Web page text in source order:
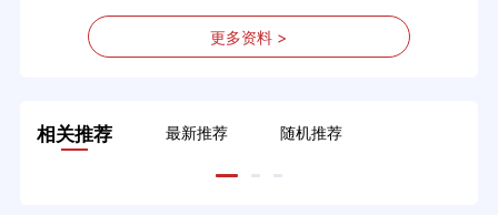
更多资料 >
相关推荐 最新推荐 随机推荐